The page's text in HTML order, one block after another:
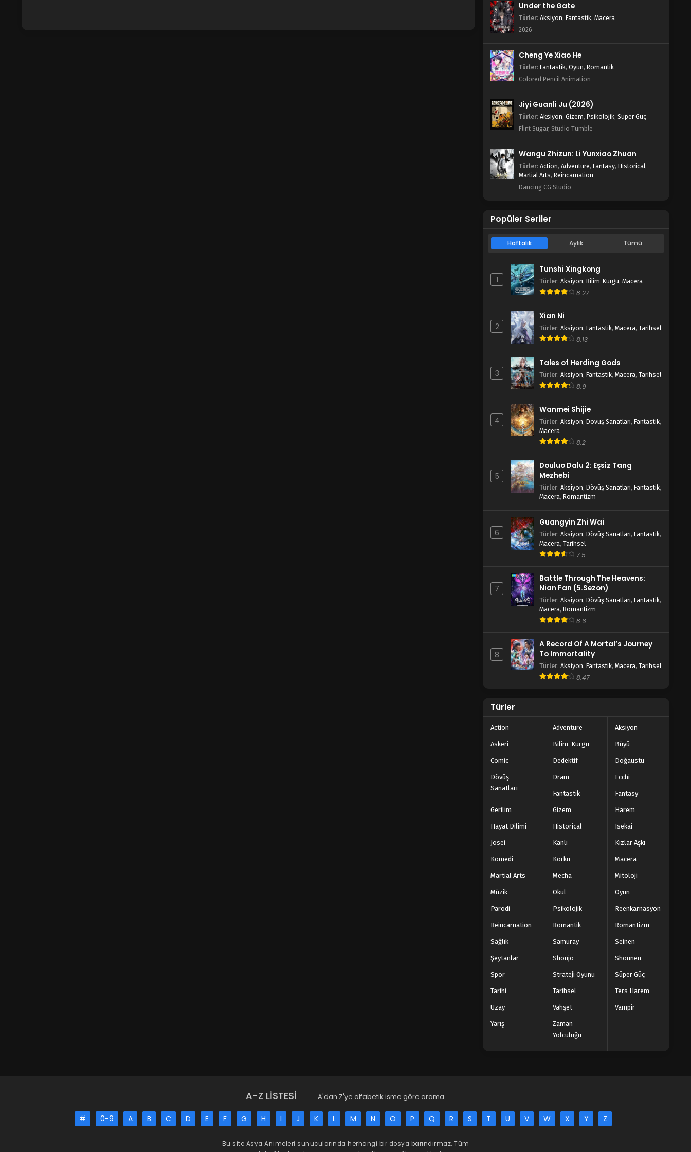
Under the Gate
Türler: Aksiyon, Fantastik, Macera
2026
Cheng Ye Xiao He
Türler: Fantastik, Oyun, Romantik
Colored Pencil Animation
Jiyi Guanli Ju (2026)
Türler: Aksiyon, Gizem, Psikolojik, Süper Güç
Flint Sugar, Studio Tumble
Wangu Zhizun: Li Yunxiao Zhuan
Türler: Action, Adventure, Fantasy, Historical,
Martial Arts, Reincarnation
Dancing CG Studio
Popüler Seriler
Haftalık Aylık Tümü
1
Tunshi Xingkong
Türler: Aksiyon, Bilim-Kurgu, Macera
8.27
2
Xian Ni
Türler: Aksiyon, Fantastik, Macera, Tarihsel
8.13
3
Tales of Herding Gods
Türler: Aksiyon, Fantastik, Macera, Tarihsel
8.9
4
Wanmei Shijie
Türler: Aksiyon, Dövüş Sanatları, Fantastik,
Macera
8.2
5
Douluo Dalu 2: Eşsiz Tang
Mezhebi
Türler: Aksiyon, Dövüş Sanatları, Fantastik,
Macera, Romantizm
6
Guangyin Zhi Wai
Türler: Aksiyon, Dövüş Sanatları, Fantastik,
Macera, Tarihsel
7.5
7
Battle Through The Heavens:
Nian Fan (5.Sezon)
Türler: Aksiyon, Dövüş Sanatları, Fantastik,
Macera, Romantizm
8.6
8
A Record Of A Mortal’s Journey
To Immortality
Türler: Aksiyon, Fantastik, Macera, Tarihsel
8.47
Türler
Action Adventure Aksiyon
Askeri Bilim-Kurgu Büyü
Comic Dedektif Doğaüstü
Dövüş
Sanatları
Dram Ecchi
Fantastik Fantasy
Gerilim Gizem Harem
Hayat Dilimi Historical Isekai
Josei Kanlı Kızlar Aşkı
Komedi Korku Macera
Martial Arts Mecha Mitoloji
Müzik Okul Oyun
Parodi Psikolojik Reenkarnasyon
Reincarnation Romantik Romantizm
Sağlık Samuray Seinen
Şeytanlar Shoujo Shounen
Spor Strateji Oyunu Süper Güç
Tarihi Tarihsel Ters Harem
Uzay Vahşet Vampir
Yarış
Zaman
Yolculuğu
A-Z LİSTESİ A'dan Z'ye alfabetik isme göre arama.
# 0-9 A B C D E F G H I J K L M N O P Q R S T U V W X Y Z
Bu site Asya Animeleri sunucularında herhangi bir dosya barındırmaz. Tüm